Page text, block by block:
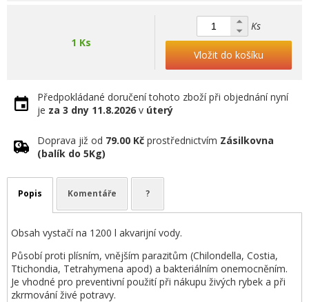
1 Ks
Ks
Vložit do košíku
Předpokládané doručení tohoto zboží při objednání nyní
je za 3 dny 11.8.2026 v úterý
Doprava již od 79.00 Kč prostřednictvím Zásilkovna
(balík do 5Kg)
Popis Komentáře ?
Obsah vystačí na 1200 l akvarijní vody.
Působí proti plísním, vnějším parazitům (Chilondella, Costia,
Ttichondia, Tetrahymena apod) a bakteriálním onemocněním.
Je vhodné pro preventivní použití při nákupu živých rybek a při
zkrmování živé potravy.